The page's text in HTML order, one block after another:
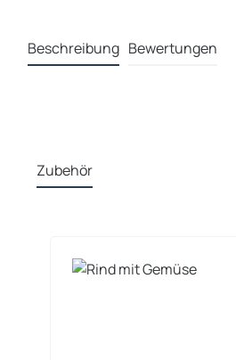
Beschreibung Bewertungen
Zubehör